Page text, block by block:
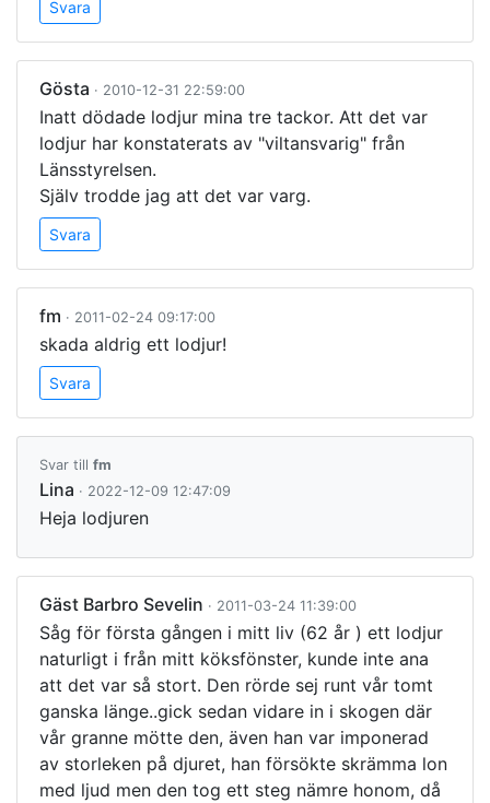
Svara
Gösta · 2010-12-31 22:59:00
Inatt dödade lodjur mina tre tackor. Att det var
lodjur har konstaterats av "viltansvarig" från
Länsstyrelsen.
Själv trodde jag att det var varg.
Svara
fm · 2011-02-24 09:17:00
skada aldrig ett lodjur!
Svara
Svar till fm
Lina · 2022-12-09 12:47:09
Heja lodjuren
Gäst Barbro Sevelin · 2011-03-24 11:39:00
Såg för första gången i mitt liv (62 år ) ett lodjur
naturligt i från mitt köksfönster, kunde inte ana
att det var så stort. Den rörde sej runt vår tomt
ganska länge..gick sedan vidare in i skogen där
vår granne mötte den, även han var imponerad
av storleken på djuret, han försökte skrämma lon
med ljud men den tog ett steg nämre honom, då